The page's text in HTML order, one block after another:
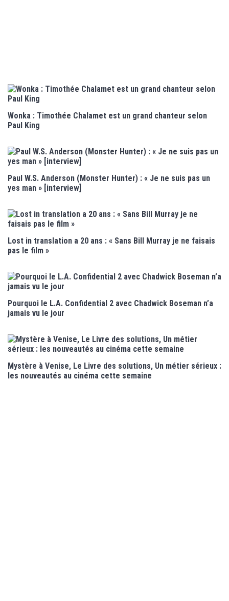
Wonka : Timothée Chalamet est un grand chanteur selon
Paul King
Paul W.S. Anderson (Monster Hunter) : « Je ne suis pas un
yes man » [interview]
Lost in translation a 20 ans : « Sans Bill Murray je ne faisais
pas le film »
Pourquoi le L.A. Confidential 2 avec Chadwick Boseman n’a
jamais vu le jour
Mystère à Venise, Le Livre des solutions, Un métier sérieux :
les nouveautés au cinéma cette semaine